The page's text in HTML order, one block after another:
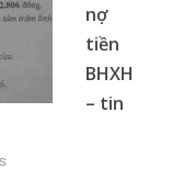
nợ
tiền
BHXH
– tin